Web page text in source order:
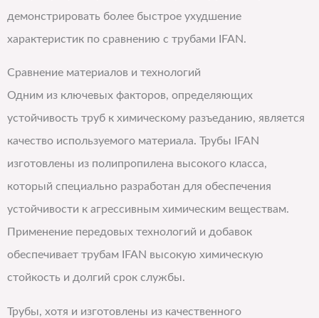
демонстрировать более быстрое ухудшение
характеристик по сравнению с трубами IFAN.
Сравнение материалов и технологий
Одним из ключевых факторов, определяющих
устойчивость труб к химическому разъеданию, является
качество используемого материала. Трубы IFAN
изготовлены из полипропилена высокого класса,
который специально разработан для обеспечения
устойчивости к агрессивным химическим веществам.
Применение передовых технологий и добавок
обеспечивает трубам IFAN высокую химическую
стойкость и долгий срок службы.
Трубы, хотя и изготовлены из качественного